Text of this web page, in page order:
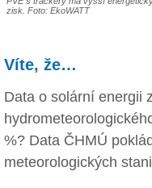
zisk. Foto: EkoWATT
Víte, že…
Data o solární energii
%? Data ČHMÚ
meteorologických